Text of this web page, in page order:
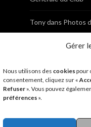
Gérer
Nous utilisons des cookiespour
consentement, cliquez sur «
Refuser ». Vous pouvez
préférences ».
Tonydans Photos
dans
Breniauxdans
Anonymedans
Robert